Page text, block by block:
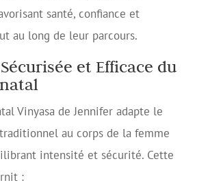
santé, confiance et
au long de leur parcours.
et Efficace du
Vinyasa de Jennifer adapte le
au corps de la femme
intensité et sécurité. Cette
: